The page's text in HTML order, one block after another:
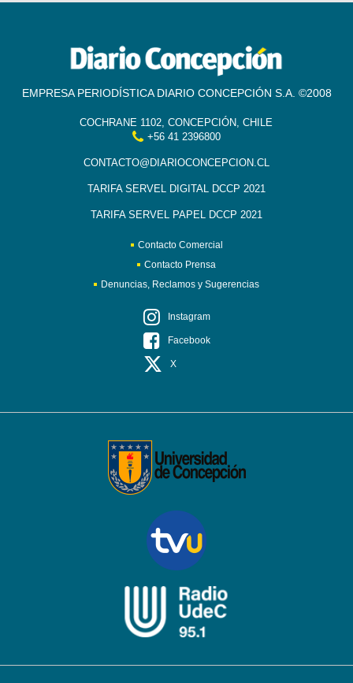
EMPRESA PERIODÍSTICA DIARIO CONCEPCIÓN S.A. ©2008
COCHRANE 1102, CONCEPCIÓN, CHILE
+56 41 2396800
CONTACTO@DIARIOCONCEPCION.CL
TARIFA SERVEL DIGITAL DCCP 2021
TARIFA SERVEL PAPEL DCCP 2021
Contacto Comercial
Contacto Prensa
Denuncias, Reclamos y Sugerencias
Instagram
Facebook
X